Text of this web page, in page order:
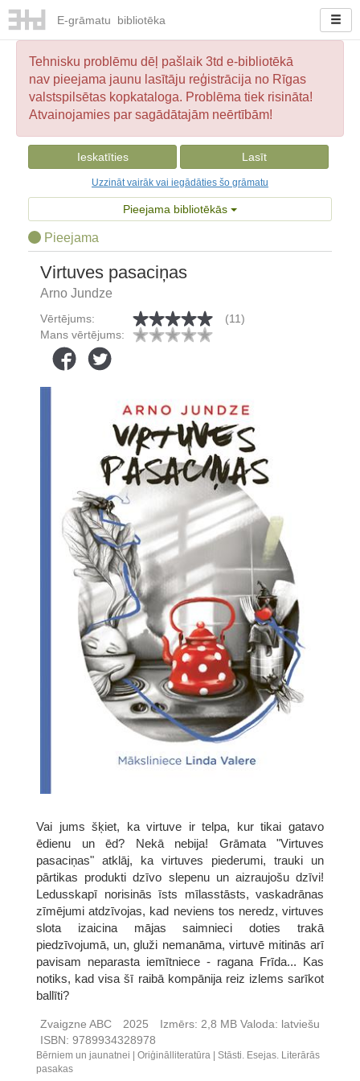
E-grāmatu bibliotēka
Tehnisku problēmu dēļ pašlaik 3td e-bibliotēkā
nav pieejama jaunu lasītāju reģistrācija no Rīgas
valstspilsētas kopkataloga. Problēma tiek risināta!
Atvainojamies par sagādātajām neērtībām!
Ieskatīties Lasīt
Uzzināt vairāk vai iegādāties šo grāmatu
Pieejama bibliotēkās
Pieejama
Virtuves pasaciņas
Arno Jundze
Vērtējums:
(11)
Mans vērtējums:
Vai jums šķiet, ka virtuve ir telpa, kur tikai gatavo
ēdienu un ēd? Nekā nebija! Grāmata "Virtuves
pasaciņas" atklāj, ka virtuves piederumi, trauki un
pārtikas produkti dzīvo slepenu un aizraujošu dzīvi!
Ledusskapī norisinās īsts mīlasstāsts, vaskadrānas
zīmējumi atdzīvojas, kad neviens tos neredz, virtuves
slota izaicina mājas saimnieci doties trakā
piedzīvojumā, un, gluži nemanāma, virtuvē mitinās arī
pavisam neparasta iemītniece - ragana Frīda... Kas
notiks, kad visa šī raibā kompānija reiz izlems sarīkot
ballīti?
Zvaigzne ABC 2025 Izmērs: 2,8 MB Valoda: latviešu
ISBN: 9789934328978
Bērniem un jaunatnei Oriģinālliteratūra
Stāsti. Esejas. Literārās
pasakas